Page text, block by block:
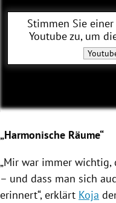
Stimmen Sie
Youtubezu, um
„Harmonische Räume“
„Mir war immer wichtig,
– und dass man sich
erinnert“, erklärt Koja